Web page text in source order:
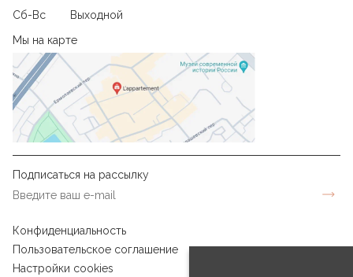
Сб-Вс
Выходной
Мы на карте
Подписаться на рассылку
Конфиденциальность
Пользовательское соглашение
Настройки cookies